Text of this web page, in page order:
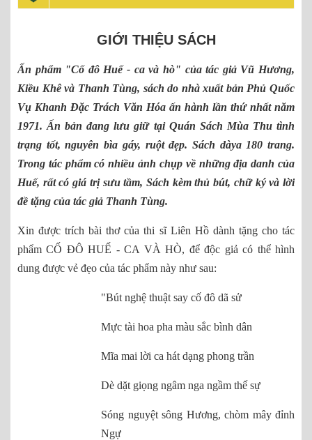
GIỚI THIỆU SÁCH
Ấn phẩm "Cố đô Huế - ca và hò" của tác giả Vũ Hương,
Kiều Khê và Thanh Tùng, sách do nhà xuất bản Phủ Quốc
Vụ Khanh Đặc Trách Văn Hóa ấn hành lần thứ nhất năm
1971. Ấn bản đang lưu giữ tại Quán Sách Mùa Thu tình
trạng tốt, nguyên bìa gáy, ruột đẹp. Sách dàya 180 trang.
Trong tác phẩm có nhiều ảnh chụp về những địa danh của
Huế, rất có giá trị sưu tầm, Sách kèm thủ bút, chữ ký và lời
đề tặng của tác giả Thanh Tùng.
Xin được trích bài thơ của thi sĩ Liên Hồ dành tặng cho tác
phẩm CỐ ĐÔ HUẾ - CA VÀ HÒ, để độc giả có thể hình
dung được vẻ đẹo của tác phẩm này như sau:
"Bút nghệ thuật say cố đô dã sử
Mực tài hoa pha màu sắc bình dân
Mĩa mai lời ca hát dạng phong trần
Dè dặt giọng ngâm nga ngầm thế sự
Sóng nguyệt sông Hương, chòm mây đỉnh
Ngự